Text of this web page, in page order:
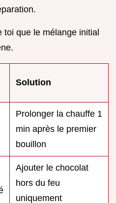
que le mélange initial
Solution
Prolonger la chauffe 1
min après le premier
bouillon
Ajouter le chocolat
hors du feu
uniquement